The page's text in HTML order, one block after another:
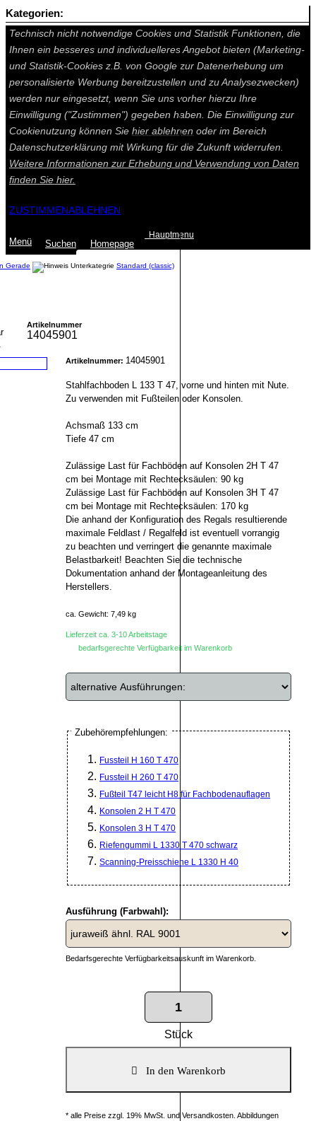
Auf dieser Seite werden technisch notwendige Cookies gesetzt.
Technisch nicht notwendige Cookies und Statistik Funktionen, die
Ihnen ein besseres und individuelleres Angebot bieten (Marketing-
und Statistik-Cookies z.B. von Google zur Datenerhebung um
personalisierte Werbung bereitzustellen und zu Analysezwecken)
werden nur eingesetzt, wenn Sie uns vorher hierzu Ihre
Einwilligung ("Zustimmen") gegeben haben. Die Einwilligung zur
Cookienutzung können Sie hier ablehnen oder im Bereich
Datenschutzerklärung mit Wirkung für die Zukunft widerrufen.
Weitere Informationen zur Erhebung und Verwendung von Daten
finden Sie hier.
ZUSTIMMENABLEHNEN
Menü Suchen Homepage
Hauptmenu
Gerade Standard (classic)
Artikelnummer
14045901
Artikelnummer: 14045901
Stahlfachboden L 133 T 47, vorne und hinten mit Nute.
Zu verwenden mit Fußteilen oder Konsolen.
Achsmaß 133 cm
Tiefe 47 cm
Zulässige Last für Fachböden auf Konsolen 2H T 47
cm bei Montage mit Rechtecksäulen: 90 kg
Zulässige Last für Fachböden auf Konsolen 3H T 47
cm bei Montage mit Rechtecksäulen: 170 kg
Die anhand der Konfiguration des Regals resultierende
maximale Feldlast / Regalfeld ist eventuell vorrangig
zu beachten und verringert die genannte maximale
Belastbarkeit! Beachten Sie die technische
Dokumentation anhand der Montageanleitung des
Herstellers.
ca. Gewicht: 7,49 kg
Lieferzeit ca. 3-10 Arbeitstage
bedarfsgerechte Verfügbarkeit im Warenkorb
Zubehörempfehlungen:
Fussteil H 160 T 470
Fussteil H 260 T 470
Fußteil T47 leicht H8 für Fachbodenauflagen
Konsolen 2 H T 470
Konsolen 3 H T 470
Riefengummi L 1330 T 470 schwarz
Scanning-Preisschiene L 1330 H 40
Ausführung (Farbwahl):
Bedarfsgerechte Verfügbarkeitsauskunft im Warenkorb.
Stück
* alle Preise zzgl. 19% MwSt. und Versandkosten. Abbildungen
Kategorien: